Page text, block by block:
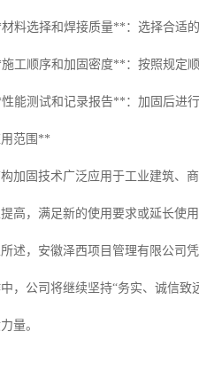
料选择和焊接质量**：选择合适
工顺序和加固密度**：按照规定
能测试和记录报告**：加固后进
范围**
加固技术广泛应用于工业建筑、
高，满足新的使用要求或延长使
述，安徽泽西项目管理有限公司
，公司将继续坚持“务实、诚信
量。